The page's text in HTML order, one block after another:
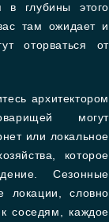
в глубины этого
там ожидает и
оторваться от
архитектором
могут
или локальное
которое
Сезонные
локации, словно
соседям, каждое